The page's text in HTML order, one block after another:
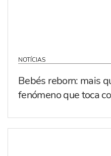
NOTÍCIAS
Bebés reborn: mais
fenómeno que toca